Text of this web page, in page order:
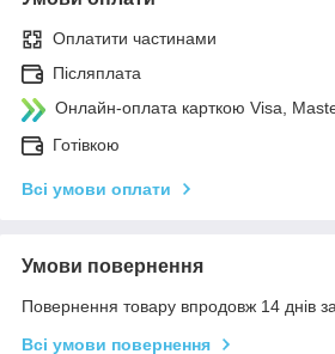
Оплатити частинами
Післяплата
Онлайн-оплата карткою Visa,
Готівкою
Всі умови оплати
Умови повернення
Повернення товару впродовж 14 днів
Всі умови повернення